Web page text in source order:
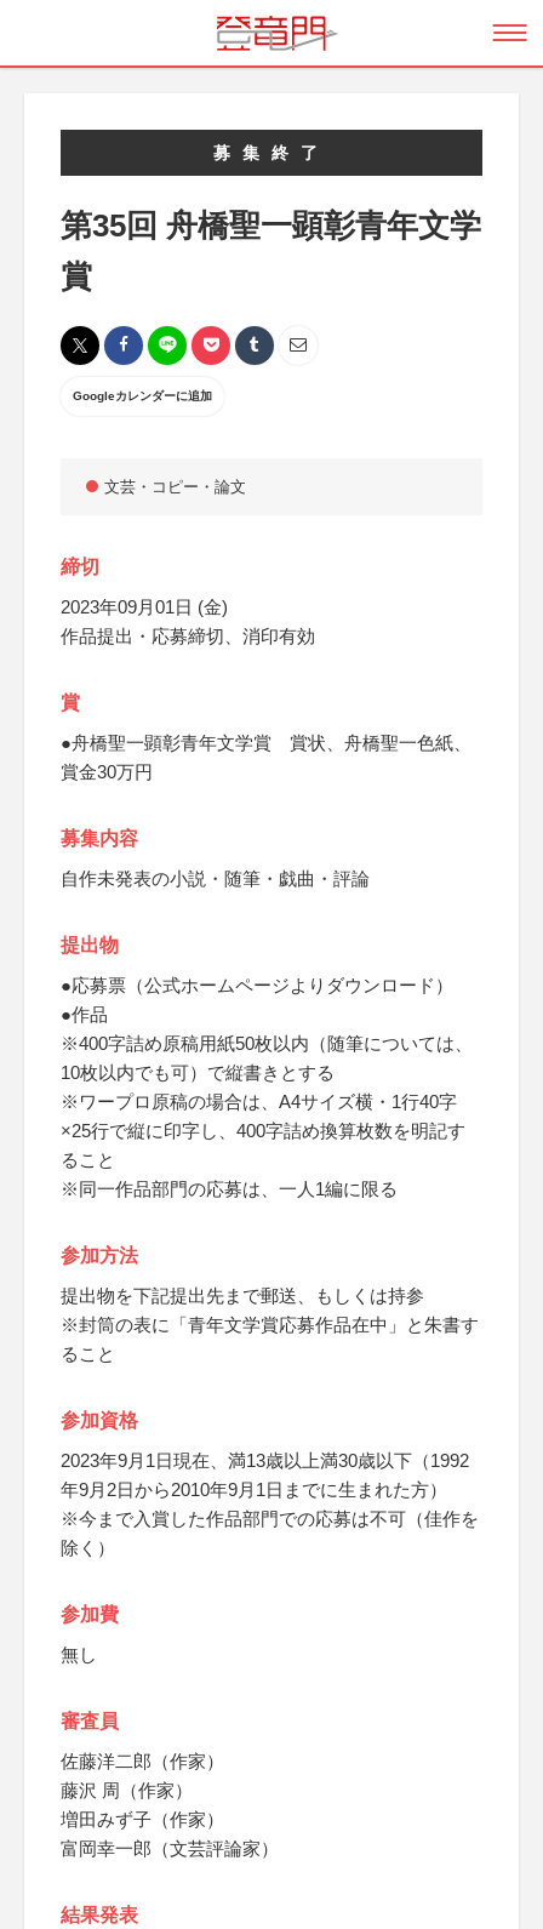
募集終了
第35回 舟橋聖一顕彰青年文学
賞
Googleカレンダーに追加
文芸・コピー・論文
締切
2023年09月01日 (金)
作品提出・応募締切、消印有効
賞
●舟橋聖一顕彰青年文学賞 賞状、舟橋聖一色紙、
賞金30万円
募集内容
自作未発表の小説・随筆・戯曲・評論
提出物
●応募票（公式ホームページよりダウンロード）
●作品
※400字詰め原稿用紙50枚以内（随筆については、
10枚以内でも可）で縦書きとする
※ワープロ原稿の場合は、A4サイズ横・1行40字
×25行で縦に印字し、400字詰め換算枚数を明記す
ること
※同一作品部門の応募は、一人1編に限る
参加方法
提出物を下記提出先まで郵送、もしくは持参
※封筒の表に「青年文学賞応募作品在中」と朱書す
ること
参加資格
2023年9月1日現在、満13歳以上満30歳以下（1992
年9月2日から2010年9月1日までに生まれた方）
※今まで入賞した作品部門での応募は不可（佳作を
除く）
参加費
無し
審査員
佐藤洋二郎（作家）
藤沢 周（作家）
増田みず子（作家）
富岡幸一郎（文芸評論家）
結果発表